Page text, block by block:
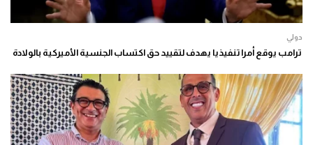
دولي
ترامب يوقع أمرا تنفيذيا يهدف لتقييد حق اكتساب الجنسية الأميركية بالولادة